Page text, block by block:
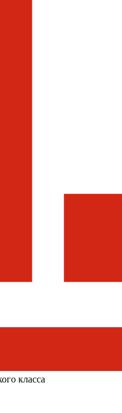
класса